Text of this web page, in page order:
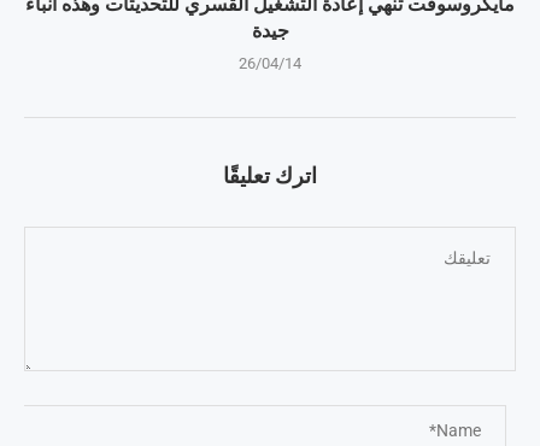
جيدة
26/04/14
اترك تعليقًا